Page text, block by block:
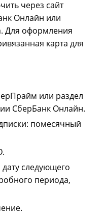
через сайт
Онлайн или
Для оформления
карта для
или раздел
СберБанк Онлайн.
помесячный
следующего
периода,